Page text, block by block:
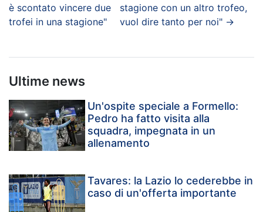
è scontato vincere due
trofei in una stagione"
stagione con un altro trofeo,
vuol dire tanto per noi"→
Ultime news
Un'ospite speciale a Formello:
Pedro ha fatto visita alla
squadra, impegnata in un
allenamento
Tavares: la Lazio lo cederebbe in
caso di un'offerta importante